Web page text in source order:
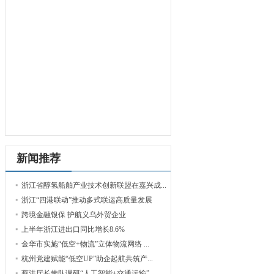
新闻推荐
浙江省醇氢船舶产业技术创新联盟在嘉兴成...
浙江“四港联动”推动多式联运高质量发展
跨境金融银保 护航义乌外贸企业
上半年浙江进出口同比增长8.6%
金华市实施“低空+物流”立体物流网络 ...
杭州党建赋能“低空UP”助企起航共筑产...